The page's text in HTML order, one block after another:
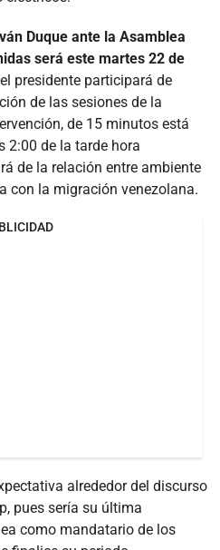
Duque ante la Asamblea
será este martes 22 de
presidente participará de
de las sesiones de la
de 15 minutos está
2:00 de la tarde hora
de la relación entre ambiente
con la migración venezolana.
alrededor del discurso
pues sería su última
como mandatario de los